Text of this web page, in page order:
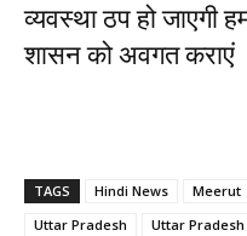
व्यवस्था ठप हो जाएगी
शासन को अवगत कराएं
TAGS Hindi News Meerut
Uttar Pradesh
Uttar Pradesh